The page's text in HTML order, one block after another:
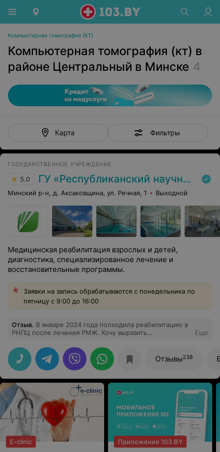
Компьютерная томография (КТ)
Компьютерная томография (кт) в
районе Центральный в Минске 4
Карта Фильтры
ГОСУДАРСТВЕННОЕ УЧРЕЖДЕНИЕ
5.0 ГУ «Республиканский научно-практический центр медицинской экспертизы и реабилитаци»
Минский р-н, д. Аксаковщина, ул. Речная, 1 Выходной
Медицинская реабилитация взрослых и детей,
диагностика, специализированное лечение и
восстановительные программы.
Заявки на запись обрабатываются с понедельника по
пятницу с 9:00 до 16:00
Отзыв. В январе 2024 года полходила реабилитацию в
РНПЦ после лечения РМЖ. Хочу выразить
профессионализм,чуткое отношение кпациентам. С
уважением,Горбачева Н.В.
Еще
Отзывы238
E-clinic
Приложение 103.BY